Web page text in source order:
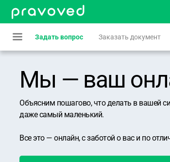
Задать вопрос Заказать документ
Мы — ваш
Объясним пошагово, что делать в вашей
даже самый маленький.
Все это — онлайн, с заботой о вас и по